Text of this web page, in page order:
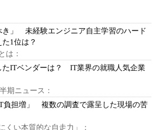
き」 未経験エンジニア自主学習のハード
1位は？
は：
たITベンダーは？ IT業界の就職人気企業
期ニュース：
負担増」 複数の調査で露呈した現場の苦
くい本質的な自走力」：